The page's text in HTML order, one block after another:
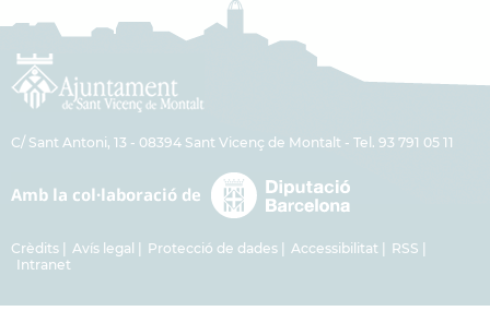
C/ Sant Antoni, 13 - 08394 Sant Vicenç de Montalt - Tel. 93 791 05 11
Crèdits Avís legal Protecció de dades Accessibilitat
RSS
Intranet